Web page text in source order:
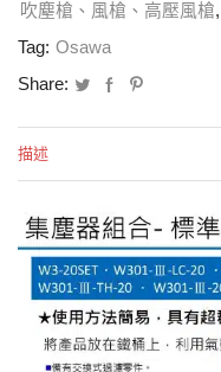
吹塵槍、風槍、高壓風槍,
Tag: Osawa
Share:
描述